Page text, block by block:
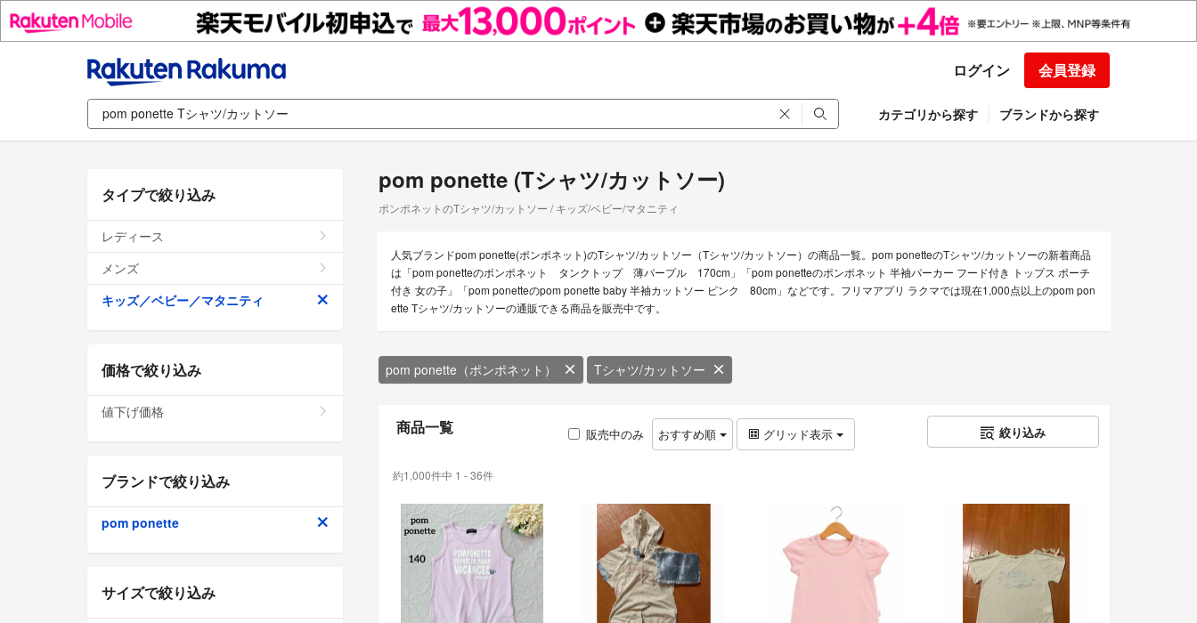
ログイン 会員登録
カテゴリから探す ブランドから探す
pom ponette (Tシャツ/カットソー)
ポンポネットのTシャツ/カットソー / キッズ/ベビー/マタニティ
人気ブランドpom ponette(ポンポネット)のTシャツ/カットソー（Tシャツ/カットソー）の商品一覧。pom ponetteのTシャツ/カットソーの新着商品
は「pom ponetteのポンポネット タンクトップ 薄パープル 170cm」「pom ponetteのポンポネット 半袖パーカー フード付き トップス ポーチ
付き 女の子」「pom ponetteのpom ponette baby 半袖カットソー ピンク 80cm」などです。フリマアプリ ラクマでは現在1,000点以上のpom pon
ette Tシャツ/カットソーの通販できる商品を販売中です。
pom ponette（ポンポネット） Tシャツ/カットソー
商品一覧 販売中のみ おすすめ順 グリッド表示 絞り込み
約1,000件中 1 - 36件
タイプで絞り込み
レディース
メンズ
キッズ／ベビー／マタニティ
価格で絞り込み
値下げ価格
ブランドで絞り込み
pom ponette
サイズで絞り込み